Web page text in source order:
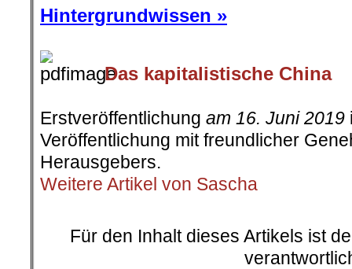
Hintergrundwissen »
Das kapitalistische China
Erstveröffentlichung am 16. Juni 2019
Veröffentlichung mit freundlicher
Herausgebers.
Weitere Artikel von Sascha
Für den Inhalt dieses Artikels ist